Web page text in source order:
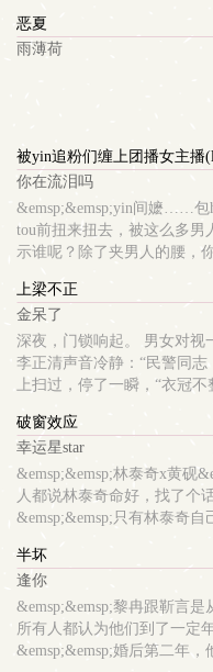
恶夏
雨薄荷
被yin追粉们缠上团播女主播
你在流泪吗
&emsp;&emsp;yin间嬷……包
tou前扭来扭去，被这么多男
示谁呢？除了夹男人的腰，
子晃高点，让哥哥们看清楚
姐妹的弹幕永远是香香
的弹幕和私信，却全是赤
和她男友有关。XP： 公开
告： han凌辱、多P、非chu
上梁不正
金呆了
深夜，门锁响起。 男女对视
李正清声音冷静：“民警同
上扫过，停了一瞬，“衣冠
破窗效应
幸运星star
&emsp;&emsp;林泰奇x黄砚
人都说林泰奇命好，找了个
&emsp;&emsp;只有林泰奇自
我？”&emsp;&emsp;..
半坏
逢你
&emsp;&emsp;黎冉跟靳言是
所有人都认为他们到了一定
&emsp;&emsp;婚后第二年